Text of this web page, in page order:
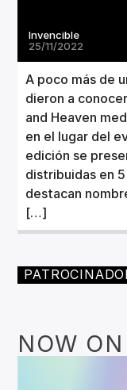
Invencible
25/11/2022
A poco más de
dieron a
and Heaven
en el lugar del
edición se
distribuidas en
destacan
[…]
NOW